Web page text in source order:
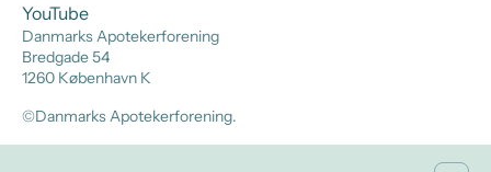
Danmarks Apotekerforening
Bredgade 54
1260 København K
©Danmarks Apotekerforening.
YouTube